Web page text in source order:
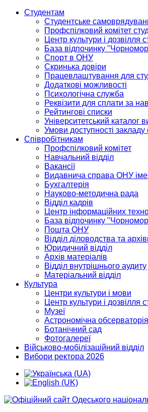
Студентам
Студентське
Профспілковий комітет
Центр культури і дозвілля
База відпочинку
Спорт в ОНУ
Скринька довіри
Працевлаштування для
Додаткові можливості
Психологічна служба
Реквізити для сплати за
Рейтингові списки
Університетський каталог
Умови доступності
Співробітникам
Профспілковий комітет
Навчальний відділ
Вакансії
Видавнича справа ОНУ
Бухгалтерія
Науково-методична рада
Відділ кадрів
Центр інформаційних
База відпочинку
Пошта ОНУ
Відділ діловодства та
Юридичний відділ
Архів матеріалів
Відділ внутрішнього аудиту
Матеріальний відділ
Культура
Центри культури і мови
Центр культури і дозвілля
Музеї
Астрономічна обсерваторія
Ботанічний сад
Фотогалереї
Військово-мобілізаційний відділ
Вибори ректора 2026